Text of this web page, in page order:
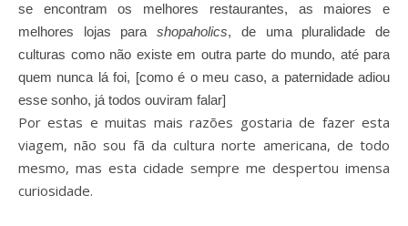
se encontram os melhores restaurantes, as maiores e
melhores lojas parashopaholics, de uma pluralidade de
culturas como não existe em outra parte do mundo, até para
quem nunca lá foi, [como é o meu caso, a paternidade adiou
esse sonho, já todos ouviram falar]
Por estas e muitas mais razões gostaria de fazer esta
viagem, não sou fã da cultura norte americana, de todo
mesmo, mas esta cidade sempre me despertou imensa
curiosidade.